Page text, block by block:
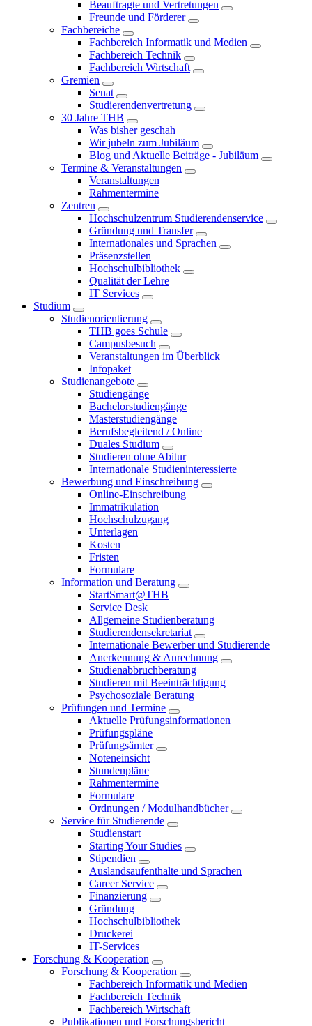
Beauftragte und Vertretungen
Freunde und Förderer
Fachbereiche
Fachbereich Informatik und Medien
Fachbereich Technik
Fachbereich Wirtschaft
Gremien
Senat
Studierendenvertretung
30 Jahre THB
Was bisher geschah
Wir jubeln zum Jubiläum
Blog und Aktuelle Beiträge - Jubiläum
Termine & Veranstaltungen
Veranstaltungen
Rahmentermine
Zentren
Hochschulzentrum Studierendenservice
Gründung und Transfer
Internationales und Sprachen
Präsenzstellen
Hochschulbibliothek
Qualität der Lehre
IT Services
Studium
Studienorientierung
THB goes Schule
Campusbesuch
Veranstaltungen im Überblick
Infopaket
Studienangebote
Studiengänge
Bachelorstudiengänge
Masterstudiengänge
Berufsbegleitend / Online
Duales Studium
Studieren ohne Abitur
Internationale Studieninteressierte
Bewerbung und Einschreibung
Online-Einschreibung
Immatrikulation
Hochschulzugang
Unterlagen
Kosten
Fristen
Formulare
Information und Beratung
StartSmart@THB
Service Desk
Allgemeine Studienberatung
Studierendensekretariat
Internationale Bewerber und Studierende
Anerkennung & Anrechnung
Studienabbruchberatung
Studieren mit Beeinträchtigung
Psychosoziale Beratung
Prüfungen und Termine
Aktuelle Prüfungsinformationen
Prüfungspläne
Prüfungsämter
Noteneinsicht
Stundenpläne
Rahmentermine
Formulare
Ordnungen / Modulhandbücher
Service für Studierende
Studienstart
Starting Your Studies
Stipendien
Auslandsaufenthalte und Sprachen
Career Service
Finanzierung
Gründung
Hochschulbibliothek
Druckerei
IT-Services
Forschung & Kooperation
Forschung & Kooperation
Fachbereich Informatik und Medien
Fachbereich Technik
Fachbereich Wirtschaft
Publikationen und Forschungsbericht